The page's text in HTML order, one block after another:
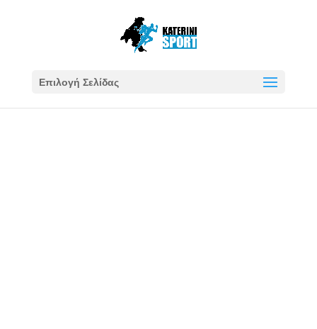
Επιλογή Σελίδας